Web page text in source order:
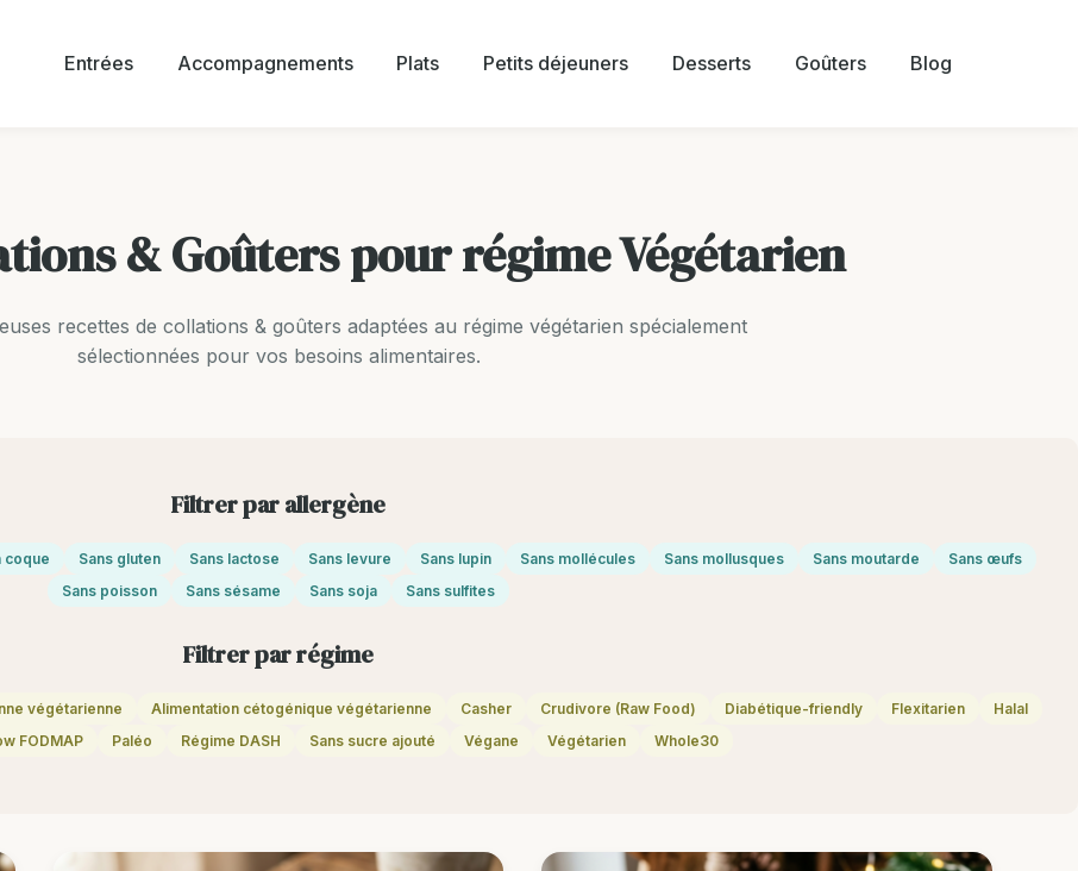
Entrées Accompagnements Plats Petits déjeuners Desserts Goûters Blog
& Goûters pour régime Végétarien
recettes de collations & goûters adaptées au régime végétarien spécialement
sélectionnées pour vos besoins alimentaires.
Filtrer par allergène
coque Sans gluten Sans lactose Sans levure Sans lupin Sans mollécules Sans mollusques Sans moutarde
Sans œufs
Sans poisson
Sans sésame Sans soja Sans sulfites
Filtrer par régime
végétarienne Alimentation cétogénique végétarienne Casher Crudivore (Raw Food) Diabétique-friendly Flexitarien
Halal
FODMAP Paléo Régime DASH Sans sucre ajouté Végane Végétarien Whole30